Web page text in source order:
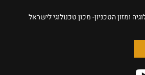
ומזון הטכניון- מכון טכנולוגי לישראל